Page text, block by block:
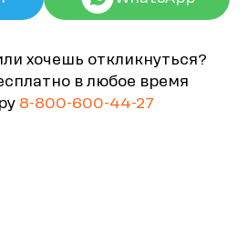
хочешь откликнуться?
в любое время
8-800-600-44-27